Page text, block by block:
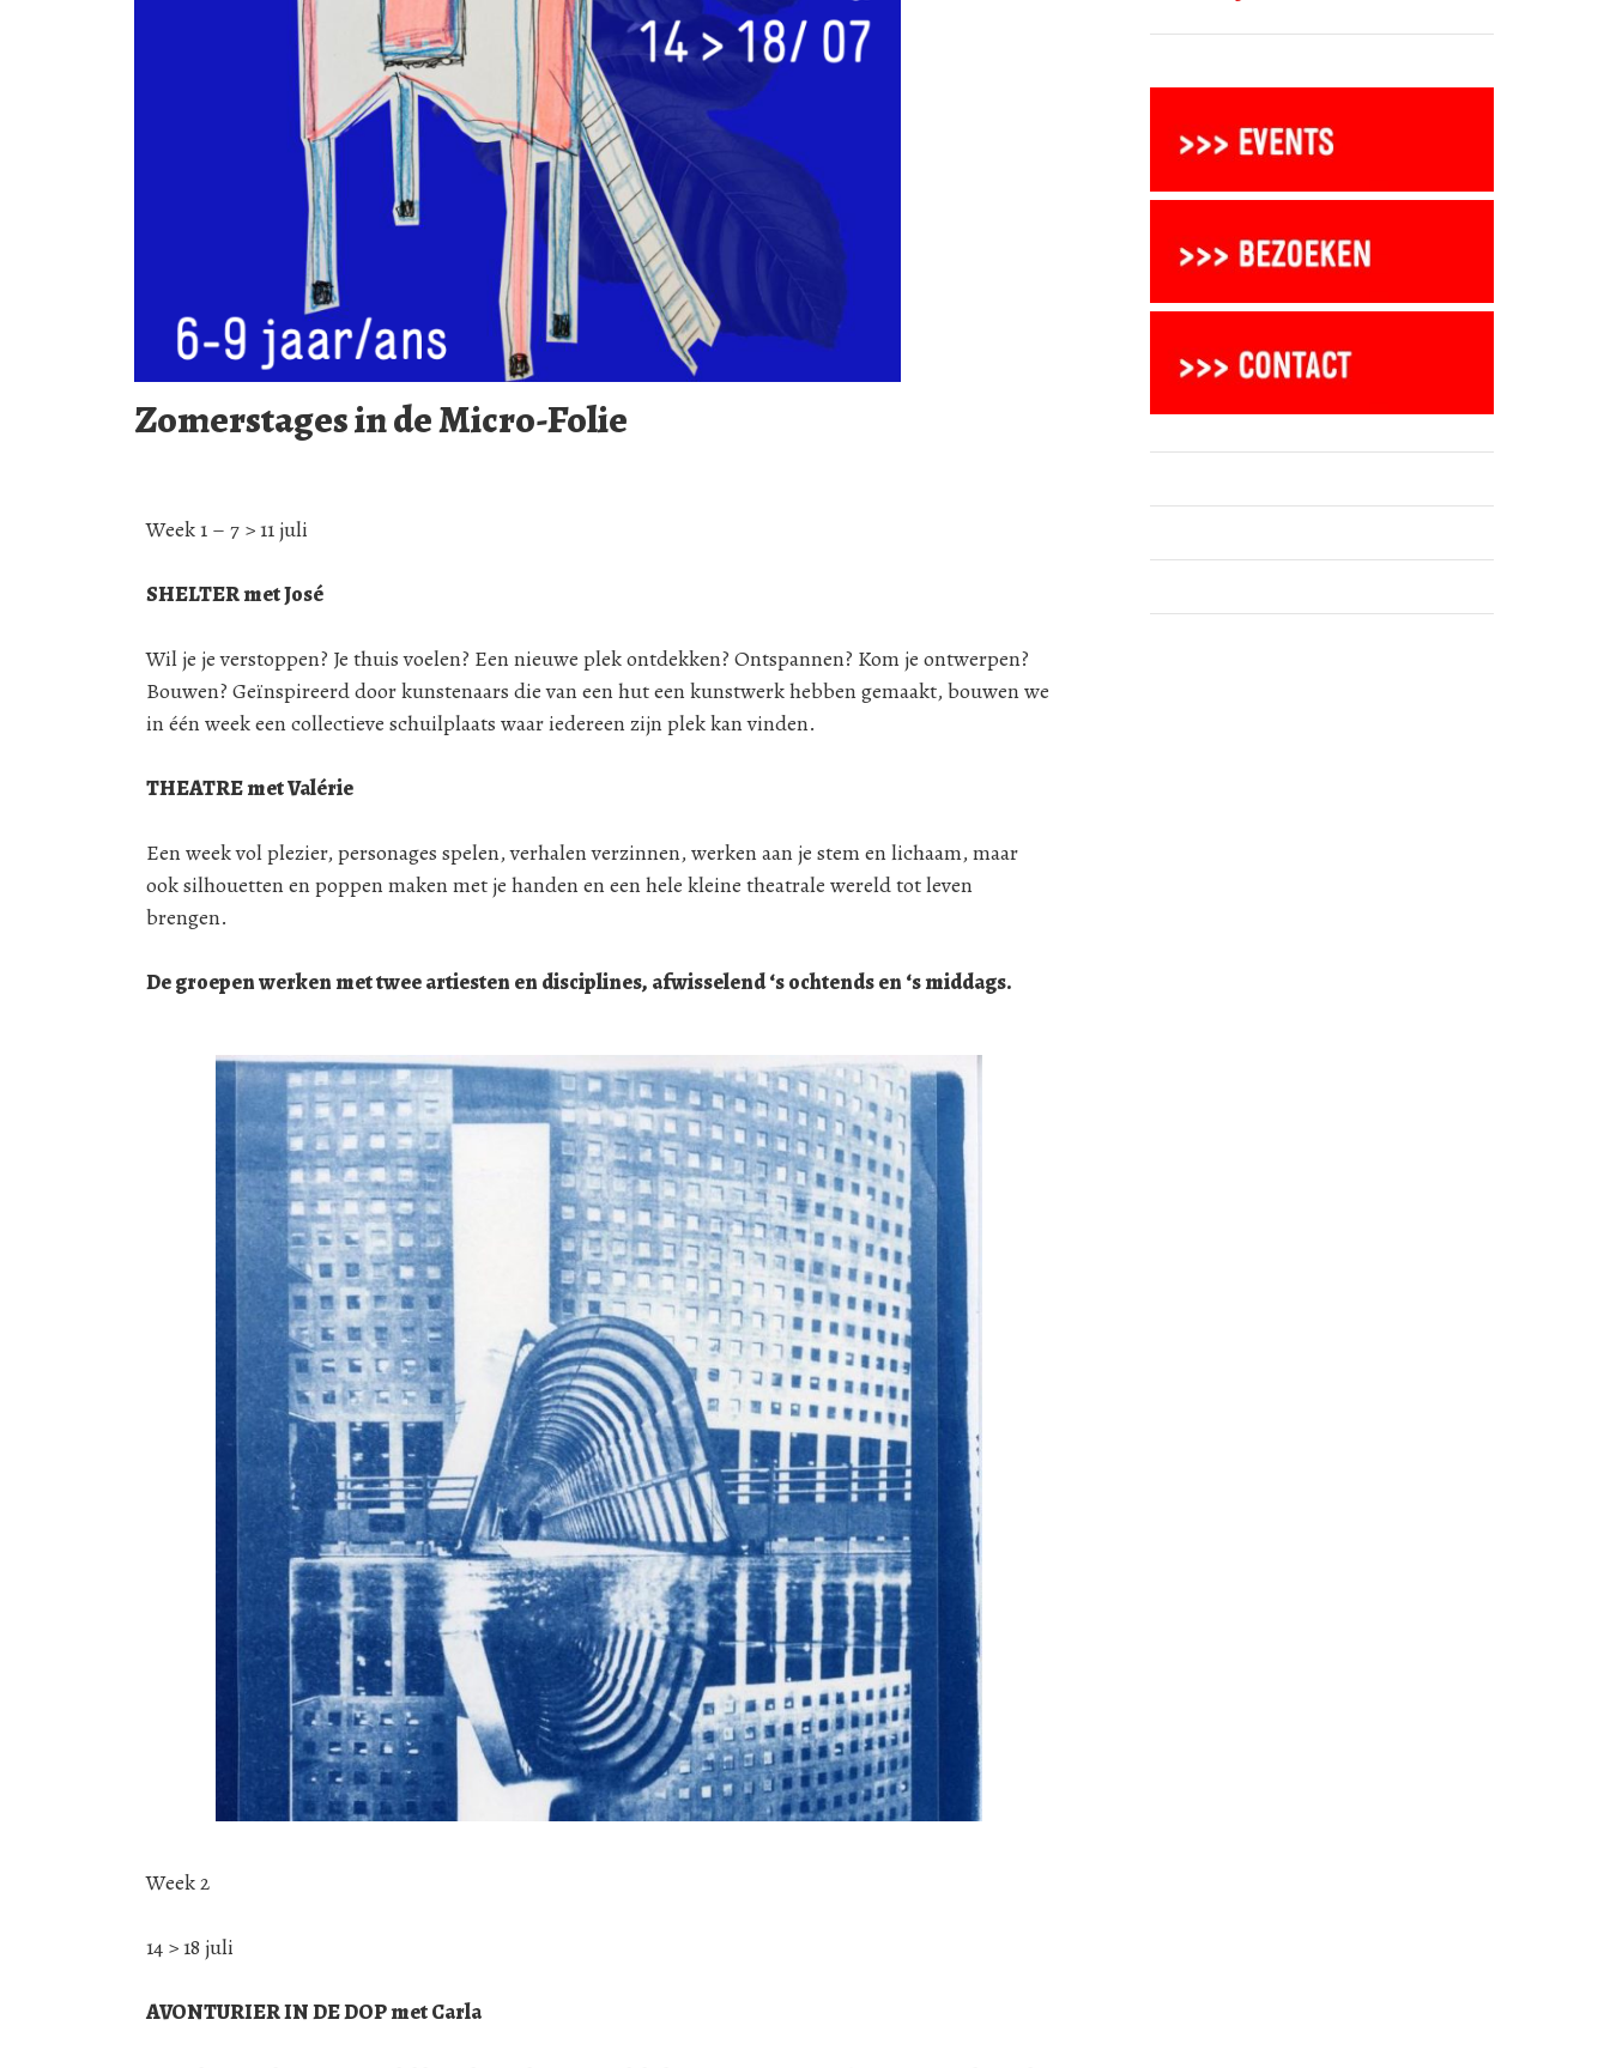
Zomerstages in de Micro-Folie
Week 1 – 7 > 11 juli
SHELTER met José
Wil je je verstoppen? Je thuis voelen? Een nieuwe plek ontdekken? Ontspannen? Kom je ontwerpen?
Bouwen? Geïnspireerd door kunstenaars die van een hut een kunstwerk hebben gemaakt, bouwen we
in één week een collectieve schuilplaats waar iedereen zijn plek kan vinden.
THEATRE met Valérie
Een week vol plezier, personages spelen, verhalen verzinnen, werken aan je stem en lichaam, maar
ook silhouetten en poppen maken met je handen en een hele kleine theatrale wereld tot leven
brengen.
De groepen werken met twee artiesten en disciplines, afwisselend ‘s ochtends en ‘s middags.
Week 2
14 > 18 juli
AVONTURIER IN DE DOP met Carla